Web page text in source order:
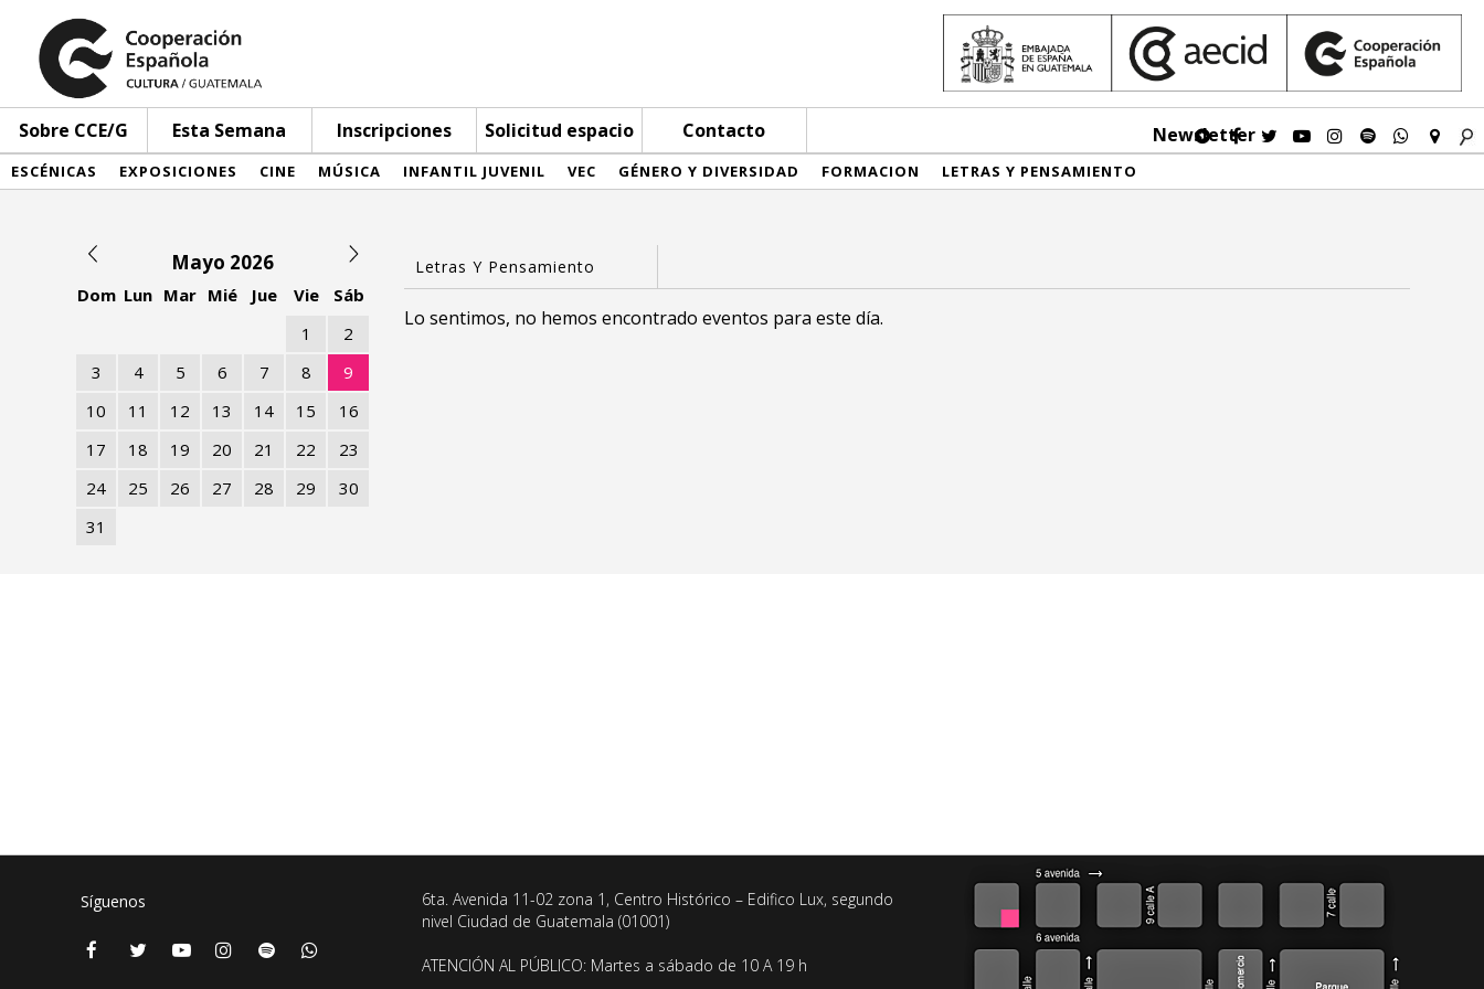
Sobre CCE/G Esta Semana Inscripciones Solicitud espacio Contacto Newsletter
ESCÉNICAS EXPOSICIONES CINE MÚSICA INFANTIL JUVENIL VEC GÉNERO Y DIVERSIDAD FORMACION LETRAS Y PENSAMIENTO
Mayo 2026
Dom Lun Mar Mié Jue Vie
Sáb
1
2
3
4 5 6 7 8
9
10
11 12 13 14 15
16
17
18 19 20 21 22
23
24
25 26 27 28 29
30
31
Lo sentimos, no hemos encontrado eventos para este día.
Síguenos
6ta. Avenida 11-02 zona 1, Centro Histórico – Edifico Lux, segundo
nivel Ciudad de Guatemala (01001)
ATENCIÓN AL PÚBLICO: Martes a sábado de 10 A 19 h